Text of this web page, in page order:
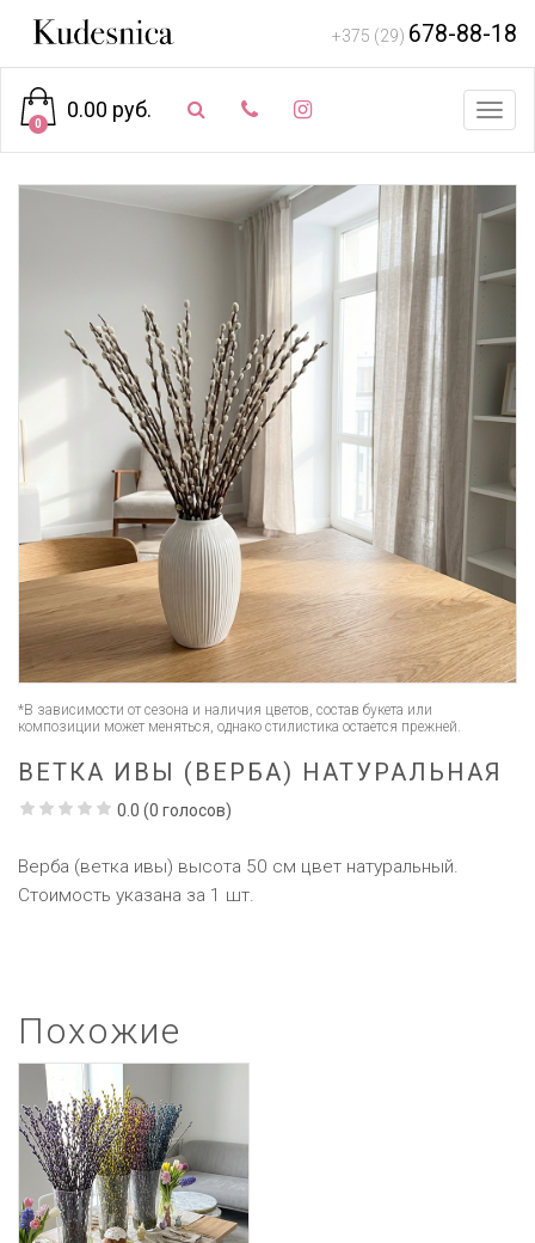
+375 (29) 678-88-18
0
0.00 руб.
*В зависимости от сезона и наличия цветов, состав букета или
композиции может меняться, однако стилистика остается прежней.
ВЕТКА ИВЫ (ВЕРБА) НАТУРАЛЬНАЯ
0.0 (0 голосов)
Верба (ветка ивы) высота 50 см цвет натуральный.
Стоимость указана за 1 шт.
Похожие